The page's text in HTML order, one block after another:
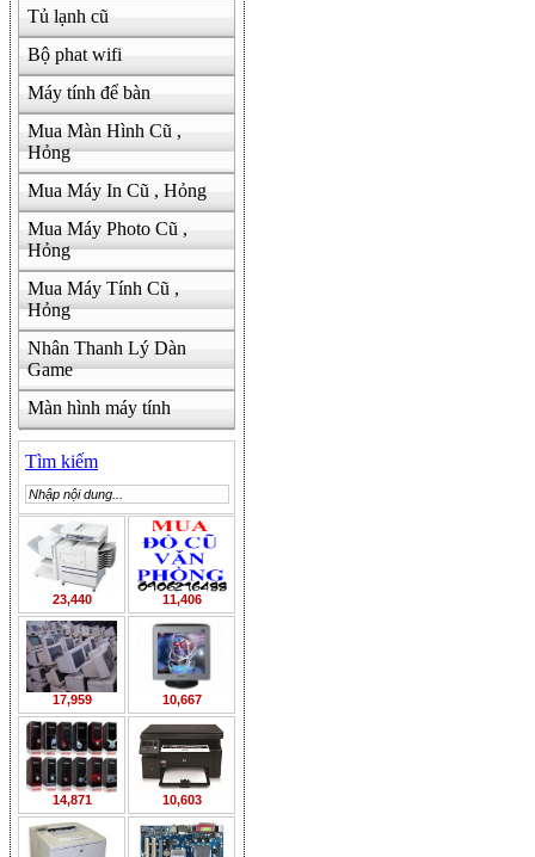
Tủ lạnh cũ
Bộ phat wifi
Máy tính để bàn
Mua Màn Hình Cũ ,
Hỏng
Mua Máy In Cũ , Hỏng
Mua Máy Photo Cũ ,
Hỏng
Mua Máy Tính Cũ ,
Hỏng
Nhân Thanh Lý Dàn
Game
Màn hình máy tính
Tìm kiếm
23,440 11,406
17,959 10,667
14,871 10,603